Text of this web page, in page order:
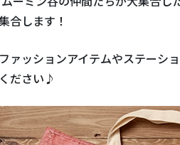
合します！
ファッションアイテムやステーシ
ください♪